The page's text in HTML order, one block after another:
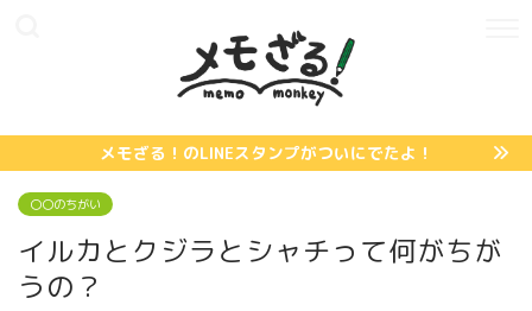
メモざる！のLINEスタンプがついにでたよ！
〇〇のちがい
イルカとクジラとシャチって何がちが
うの？